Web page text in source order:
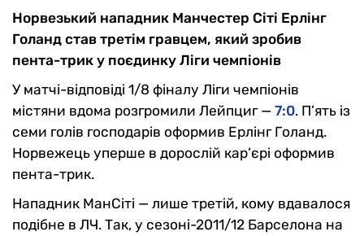
Норвезький нападник Манчестер Сіті Ерлінг
Голанд став третім гравцем, який зробив
пента-трик у поєдинку Ліги чемпіонів
У матчі-відповіді 1/8 фіналу Ліги чемпіонів
містяни вдома розгромили Лейпциг — 7:0. П’ять із
семи голів господарів оформив Ерлінг Голанд.
Норвежець уперше в дорослій кар’єрі оформив
пента-трик.
Нападник МанСіті — лише третій, кому вдавалося
подібне в ЛЧ. Так, у сезоні-2011/12 Барселона на